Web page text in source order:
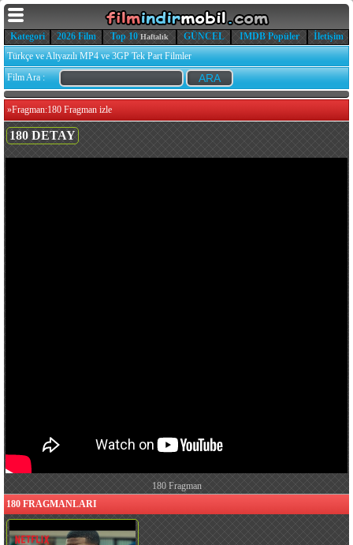
Kategori 2026 Film Top 10 Haftalık GÜNCEL IMDB Popüler
İletişim
Türkçe ve Altyazılı MP4 ve 3GP Tek Part Filmler
Film Ara :
»Fragman:180 Fragman izle
180 DETAY
180 Fragman
180 FRAGMANLARI